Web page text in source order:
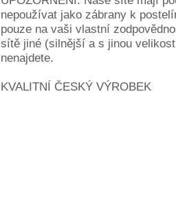
nepoužívat jako zábrany k
pouze na vaši vlastní
sítě jiné (silnější a s jinou
nenajdete.
KVALITNÍ ČESKÝ VÝROBEK